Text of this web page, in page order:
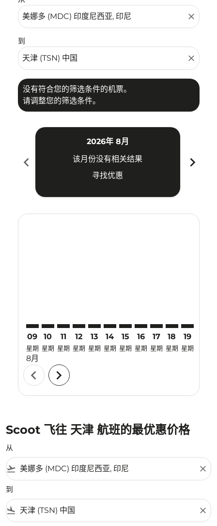
close
到
close
没有符合您的筛选条件的机票。
请调整您的筛选条件。
chevron_left
2026年 8月
该月份没有相关结果
寻找优惠
chevron_right
09
星期
8月
10
星期
11
星期
12
星期
13
星期
14
星期
15
星期
16
星期
17
星期
18
星期
19
星期
chevron_left chevron_right
Scoot 飞往 天津 航班的最优惠价格
从
flight_takeoff close
到
flight_land close